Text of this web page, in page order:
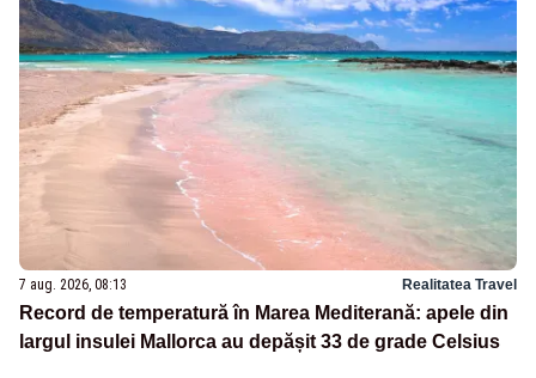
7 aug. 2026, 08:13 Realitatea Travel
Record de temperatură în Marea Mediterană: apele din
largul insulei Mallorca au depășit 33 de grade Celsius